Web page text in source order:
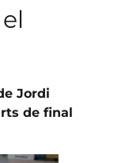
Jordi
de final